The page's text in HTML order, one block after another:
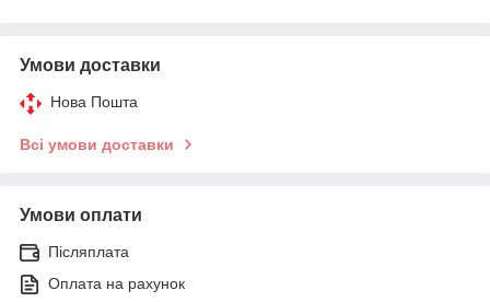
Умови доставки
Нова Пошта
Всі умови доставки
Умови оплати
Післяплата
Оплата на рахунок